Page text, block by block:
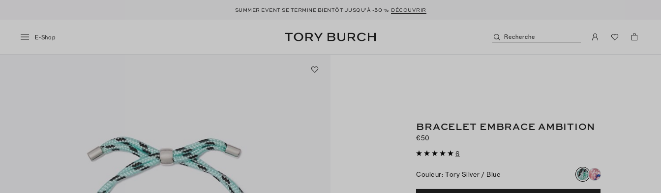
SUMMER EVENT SE TERMINE BIENTÔT JUSQU’À -50 % DÉCOUVRIR
E-Shop Recherche
BRACELET EMBRACE AMBITION
€50
6
Couleur: Tory Silver / Blue